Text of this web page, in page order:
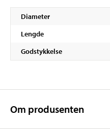
Diameter
Lengde
Godstykkelse
Om produsenten